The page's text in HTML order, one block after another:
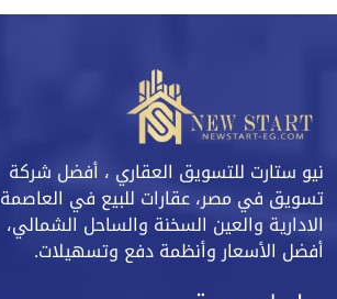
نيو ستارت للتسويق العقاري ، أفضل شركة
تسويق في مصر، عقارات للبيع في العاصمة
الادارية والعين السخنة والساحل الشمالي،
أفضل الأسعار وأنظمة دفع وتسهيلات.